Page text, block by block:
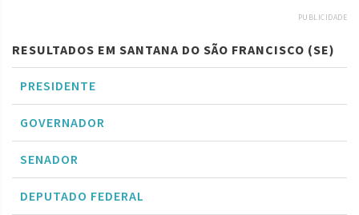
PUBLICIDADE
RESULTADOS EM SANTANA DO SÃO FRANCISCO (SE)
PRESIDENTE
GOVERNADOR
SENADOR
DEPUTADO FEDERAL